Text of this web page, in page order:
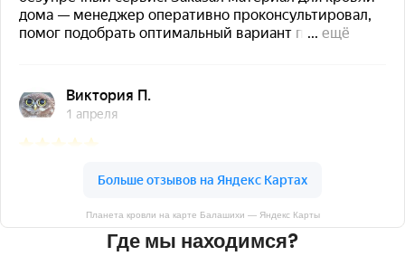
Планета кровли на карте Балашихи — Яндекс Карты
Где мы находимся?